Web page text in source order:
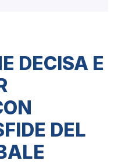
DECISA E
DEL